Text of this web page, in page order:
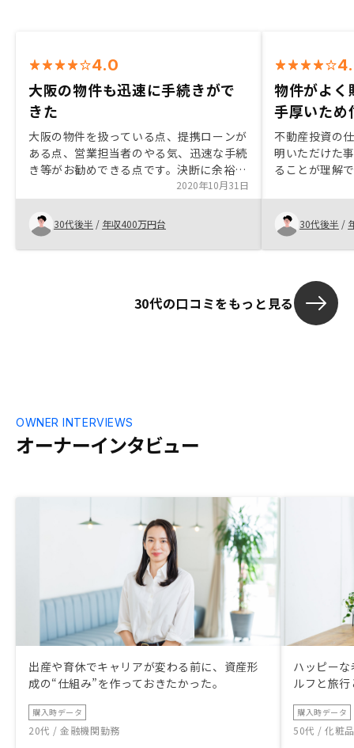
4.0
大阪の物件も迅速に手続きがで
きた
大阪の物件を扱っている点、提携ローンが
ある点、営業担当者のやる気、迅速な手続
き等がお勧めできる点です。決断に余裕を
持たせてほしい。紹介された物件の検討期
間があると、もう少し落ち着いて決められ
る。
2020年10月31日
30代後半 / 年収400万円台
物件がよく
手厚いため
不動産投資の
明いただけた
ることが理解
トも手厚いと
合いするため
件の申し込み
続きをもう少
に余裕を持っ
30代後半 /
30代の口コミをもっと見る
オーナーインタビュー
OWNER INTERVIEWS
出産や育休でキャリアが変わる前に、資産形
成の“仕組み”を作っておきたかった。
購入時データ
20代 / 金融機関勤務
ハッピー
ルフと旅
購入時データ
50代 / 化粧